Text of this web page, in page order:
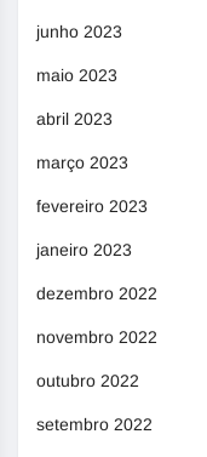
junho 2023
maio 2023
abril 2023
março 2023
fevereiro 2023
janeiro 2023
dezembro 2022
novembro 2022
outubro 2022
setembro 2022